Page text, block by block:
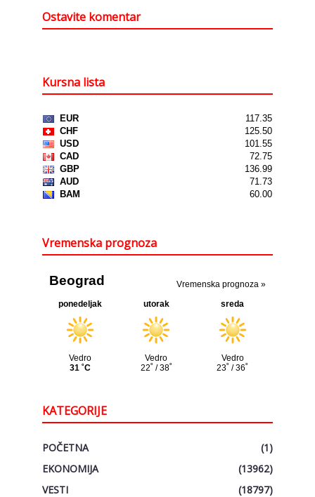
Ostavite komentar
Kursna lista
Vremenska prognoza
KATEGORIJE
POČETNA
(1)
EKONOMIJA
(13962)
VESTI
(18797)